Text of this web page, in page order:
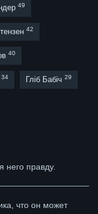
49
42
40
34 Гліб Бабіч 29
правду.
что он может